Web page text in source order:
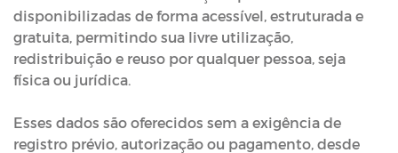
disponibilizadas de forma acessível, estruturada e
gratuita, permitindo sua livre utilização,
redistribuição e reuso por qualquer pessoa, seja
física ou jurídica.
Esses dados são oferecidos sem a exigência de
registro prévio, autorização ou pagamento, desde